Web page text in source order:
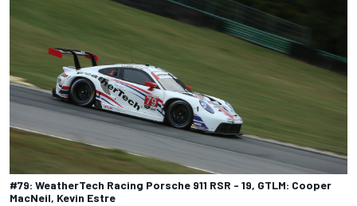
#79: WeatherTech Racing Porsche 911 RSR - 19, GTLM: Cooper
MacNeil, Kevin Estre